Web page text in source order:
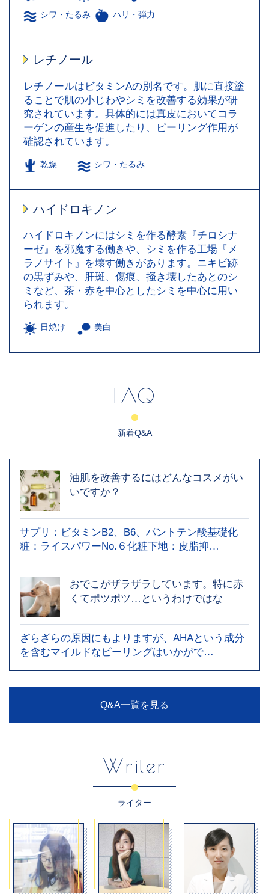
シワ・たるみ ハリ・弾力
レチノール
レチノールはビタミンAの別名です。肌に直接塗
ることで肌の小じわやシミを改善する効果が研
究されています。具体的には真皮においてコラ
ーゲンの産生を促進したり、ピーリング作用が
確認されています。
乾燥 シワ・たるみ
ハイドロキノン
ハイドロキノンにはシミを作る酵素『チロシナ
ーゼ』を邪魔する働きや、シミを作る工場『メ
ラノサイト』を壊す働きがあります。ニキビ跡
の黒ずみや、肝斑、傷痕、掻き壊したあとのシ
ミなど、茶・赤を中心としたシミを中心に用い
られます。
日焼け 美白
FAQ
新着Q&A
油肌を改善するにはどんなコスメがい
いですか？
サプリ：ビタミンB2、B6、パントテン酸基礎化
粧：ライスパワーNo.６化粧下地：皮脂抑…
おでこがザラザラしています。特に赤
くてポツポツ…というわけではな
ざらざらの原因にもよりますが、AHAという成分
を含むマイルドなピーリングはいかがで…
Q&A一覧を見る
Writer
ライター